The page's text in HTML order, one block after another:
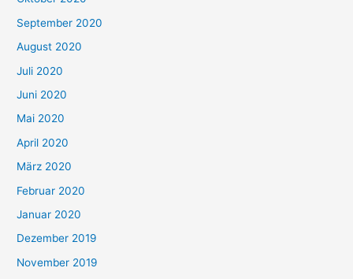
September 2020
August 2020
Juli 2020
Juni 2020
Mai 2020
April 2020
März 2020
Februar 2020
Januar 2020
Dezember 2019
November 2019